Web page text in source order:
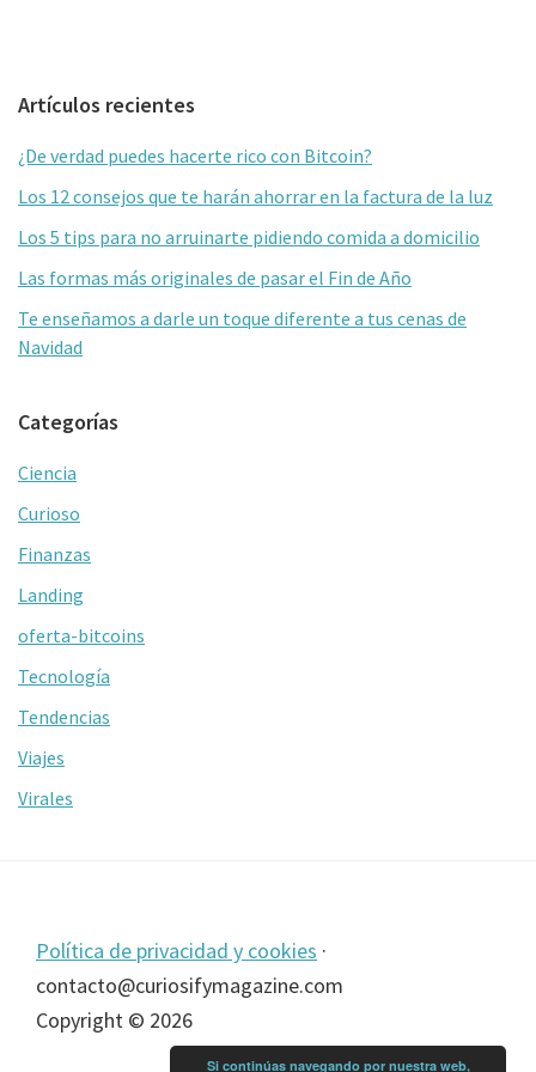
Barra
lateral
primaria
Artículos recientes
¿De verdad puedes hacerte rico con Bitcoin?
Los 12 consejos que te harán ahorrar en la factura de la luz
Los 5 tips para no arruinarte pidiendo comida a domicilio
Las formas más originales de pasar el Fin de Año
Te enseñamos a darle un toque diferente a tus cenas de
Navidad
Categorías
Ciencia
Curioso
Finanzas
Landing
oferta-bitcoins
Tecnología
Tendencias
Viajes
Virales
Footer
Política de privacidad y cookies ·
contacto@curiosifymagazine.com
Copyright © 2026
Si continúas navegando por nuestra web,